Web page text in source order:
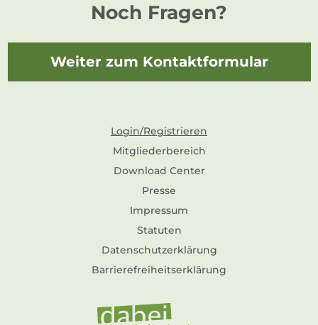
Noch Fragen?
Weiter zum Kontaktformular
Login/Registrieren
Mitgliederbereich
Download Center
Presse
Impressum
Statuten
Datenschutzerklärung
Barrierefreiheitserklärung